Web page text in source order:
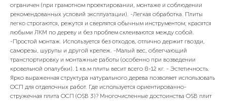
ограничен (при грамотном проектировании, монтаже и соблюдении
рекомендованных условий эксплуатации). -Легкая обработка. Плиты
легко строгаются, режутся и сверлятся обычным инструментом; красятся
любыми ЛКМ по дереву и без проблем склеиваются между собой.
-Простой монтаж. Используется без отходов, отлично держит гвозди,
саморезы, шурупы и другой крепеж. -Малый вес, облегчающий
транспортировку и монтажные работы (особенно при возведении
кровельной опалубки). 1 кв.м плиты весит всего 8-12 кг. - Эстетичность.
Ярко выраженная структура натурального дерева позволяет использовать
ОСП для отделочных работ. Где используется ориентированно-
стружечная плита ОСП (OSB 3)? Многочисленные достоинства OSB плит